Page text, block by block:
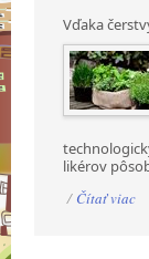
Vďaka
likérov
/ Čítať viac